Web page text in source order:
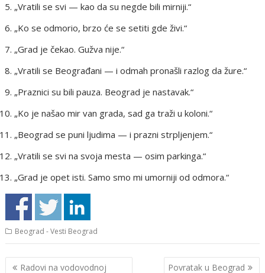
„Vratili se svi — kao da su negde bili mirniji.“
„Ko se odmorio, brzo će se setiti gde živi.“
„Grad je čekao. Gužva nije.“
„Vratili se Beograđani — i odmah pronašli razlog da žure.“
„Praznici su bili pauza. Beograd je nastavak.“
„Ko je našao mir van grada, sad ga traži u koloni.“
„Beograd se puni ljudima — i prazni strpljenjem.“
„Vratili se svi na svoja mesta — osim parkinga.“
„Grad je opet isti. Samo smo mi umorniji od odmora.“
Beograd - Vesti Beograd
Кретање
Radovi na vodovodnoj
Povratak u Beograd